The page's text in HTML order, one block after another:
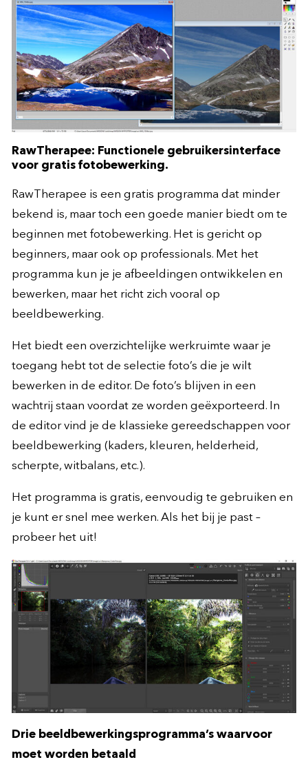
RawTherapee: Functionele gebruikersinterface
voor gratis fotobewerking.
RawTherapee is een gratis programma dat minder
bekend is, maar toch een goede manier biedt om te
beginnen met fotobewerking. Het is gericht op
beginners, maar ook op professionals. Met het
programma kun je je afbeeldingen ontwikkelen en
bewerken, maar het richt zich vooral op
beeldbewerking.
Het biedt een overzichtelijke werkruimte waar je
toegang hebt tot de selectie foto’s die je wilt
bewerken in de editor. De foto’s blijven in een
wachtrij staan voordat ze worden geëxporteerd. In
de editor vind je de klassieke gereedschappen voor
beeldbewerking (kaders, kleuren, helderheid,
scherpte, witbalans, etc.).
Het programma is gratis, eenvoudig te gebruiken en
je kunt er snel mee werken. Als het bij je past –
probeer het uit!
Drie beeldbewerkingsprogramma’s waarvoor
moet worden betaald